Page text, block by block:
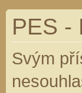
PES -
Svým